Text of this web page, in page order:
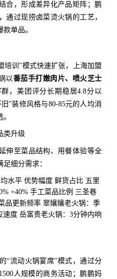
合，形成差异化产品矩阵；鹏
通过现捞卤菜烫火锅的工艺，
单品。
培训”模式快速扩张，上海加盟
以番茄手打嫩肉片、喷火芝士
，美团评分长期稳居4.8分以
”装修风格与80-85元的人均消
类升级
伸至菜品结构、用餐体验等全
细分需求：
水平 优势幅度 鲜货占比 五里
+40% 手工菜品比例 三圣巷
品更新频率 翠孃孃老火锅：季
度 岳富贵老火锅：3分钟内响
“流动火锅宴席”模式，通过分
人规模的商务活动；鹏鹏妈